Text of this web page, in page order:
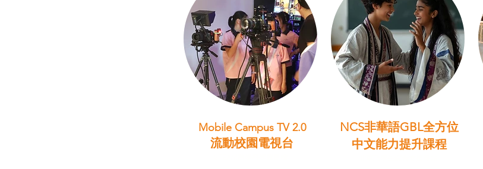
Mobile Campus TV 2.0
流動校園電視台
NCS非華語GBL全方位
中文能力提升課程